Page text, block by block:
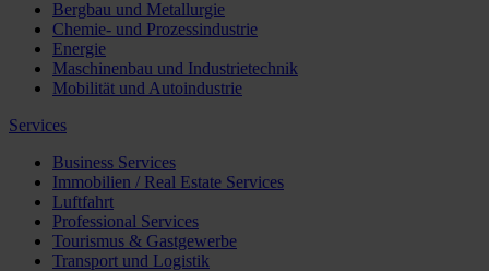
Bergbau und Metallurgie
Chemie- und Prozessindustrie
Energie
Maschinenbau und Industrietechnik
Mobilität und Autoindustrie
Services
Business Services
Immobilien / Real Estate Services
Luftfahrt
Professional Services
Tourismus & Gastgewerbe
Transport und Logistik